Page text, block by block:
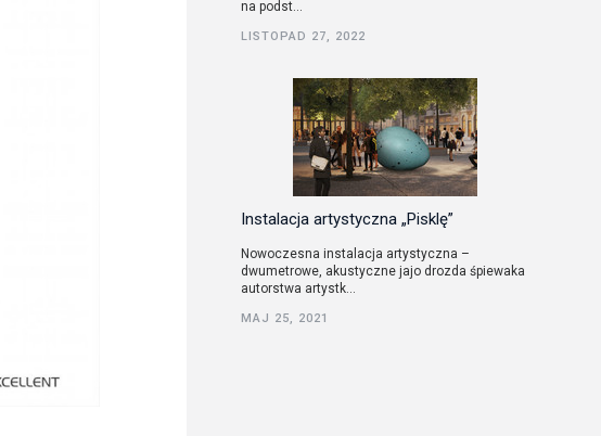
na podst...
LISTOPAD 27, 2022
Instalacja artystyczna „Pisklę”
Nowoczesna instalacja artystyczna –
dwumetrowe, akustyczne jajo drozda śpiewaka
autorstwa artystk...
MAJ 25, 2021